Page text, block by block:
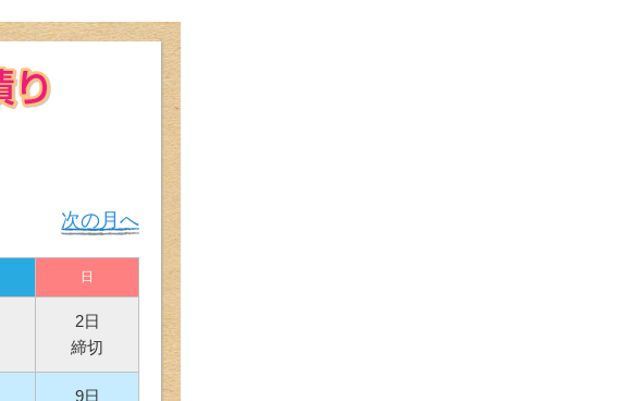
次の月へ
日
2日
締切
9日